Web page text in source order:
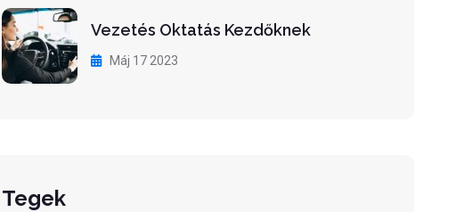
Vezetés Oktatás Kezdőknek
Máj 17 2023
Tegek